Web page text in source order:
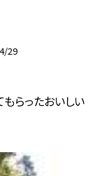
29
もらったおいしい